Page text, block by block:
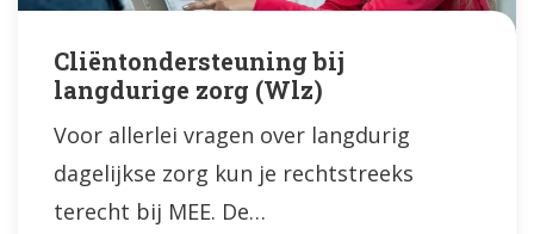
Cliëntondersteuning bij
langdurige zorg (Wlz)
Voor allerlei vragen over langdurig
dagelijkse zorg kun je rechtstreeks
terecht bij MEE. De…